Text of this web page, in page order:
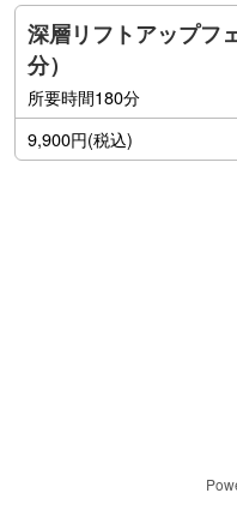
深層リフトアップ
分）
所要時間180分
9,900円(税込)